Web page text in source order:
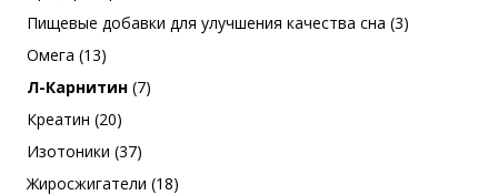
Пищевые добавки для улучшения качества сна (3)
Омега (13)
Л-Карнитин (7)
Креатин (20)
Изотоники (37)
Жиросжигатели (18)